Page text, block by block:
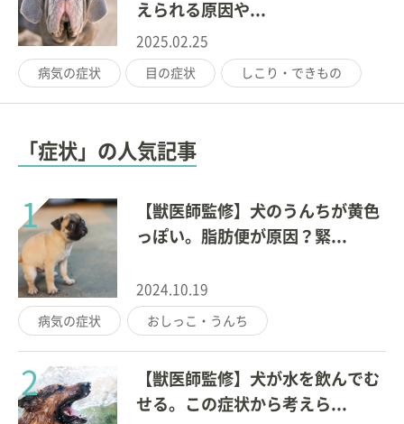
えられる原因や...
2025.02.25
病気の症状 目の症状 しこり・できもの
「症状」の人気記事
1
【獣医師監修】犬のうんちが黄色
っぽい。脂肪便が原因？緊...
2024.10.19
病気の症状 おしっこ・うんち
2
【獣医師監修】犬が水を飲んでむ
せる。この症状から考えら...